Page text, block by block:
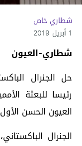
شطاري خاص
1 أبريل 2019
شطاري-العيون
حل الجنرال
رئيسا للبعثة
العيون الحسن
الجنرال